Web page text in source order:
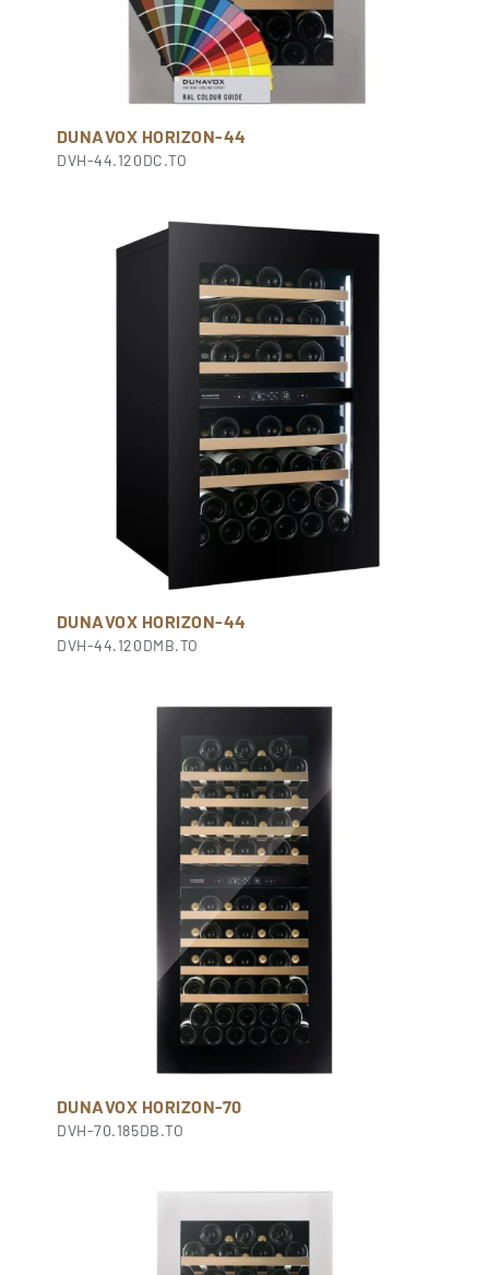
DUNAVOX HORIZON-44
DVH-44.120DC.TO
DUNAVOX HORIZON-44
DVH-44.120DMB.TO
DUNAVOX HORIZON-70
DVH-70.185DB.TO